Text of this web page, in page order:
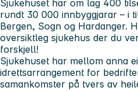
Sjukehuset har om lag 400
rundt 30 000 innbyggjarar – i
Bergen, Sogn og Hardanger.
oversiktleg sjukehus der du
forskjell!
Sjukehuset har mellom anna
idrettsarrangement for
samankomster på tvers av